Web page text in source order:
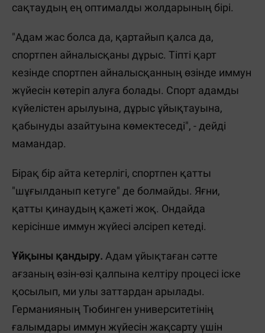
сақтаудың ең оптималды жолдарының бірі.
"Адам жас болса да, қартайып қалса да,
спортпен айналысқаны дұрыс. Тіпті қарт
кезінде спортпен айналысқанның өзінде иммун
жүйесін көтеріп алуға болады. Спорт адамды
күйелістен арылуына, дұрыс ұйықтауына,
қабынуды азайтуына көмектеседі", - дейді
мамандар.
Бірақ бір айта кетерлігі, спортпен қатты
"шұғылданып кетуге" де болмайды. Яғни,
қатты қинаудың қажеті жоқ. Ондайда
керісінше иммун жүйесі әлсіреп кетеді.
Ұйқыны қандыру. Адам ұйықтаған сәтте
ағзаның өзін-өзі қалпына келтіру процесі іске
қосылып, ми улы заттардан арылады.
Германияның Тюбинген университетінің
ғалымдары иммун жүйесін жақсарту үшін